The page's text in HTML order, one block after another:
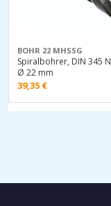
BOHR 22 MHSSG
Spiralbohrer, DIN 345
Ø 22 mm
39,35 €